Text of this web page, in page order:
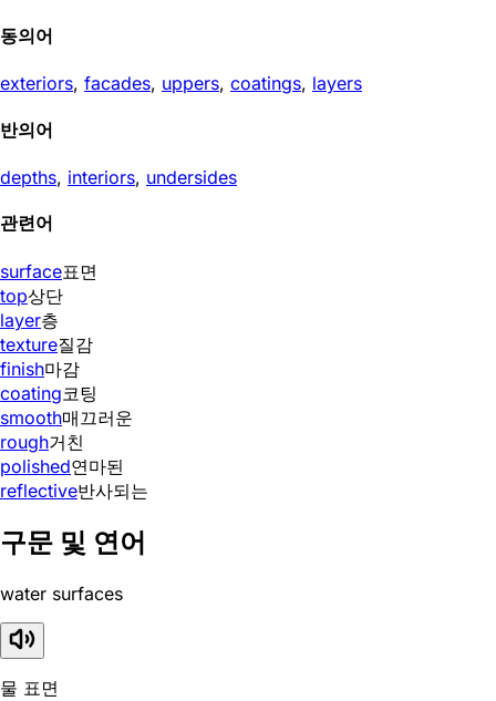
동의어
exteriors, facades, uppers, coatings, layers
반의어
depths, interiors, undersides
관련어
surface표면
top상단
layer층
texture질감
finish마감
coating코팅
smooth매끄러운
rough거친
polished연마된
reflective반사되는
구문 및 연어
water surfaces
물 표면